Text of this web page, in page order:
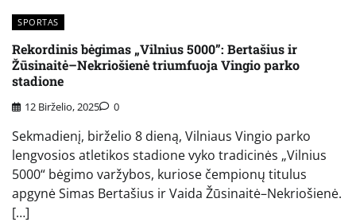
SPORTAS
Rekordinis bėgimas „Vilnius 5000”: Bertašius ir
Žūsinaitė–Nekriošienė triumfuoja Vingio parko
stadione
12 Birželio, 2025 0
Sekmadienį, birželio 8 dieną, Vilniaus Vingio parko
lengvosios atletikos stadione vyko tradicinės „Vilnius
5000“ bėgimo varžybos, kuriose čempionų titulus
apgynė Simas Bertašius ir Vaida Žūsinaitė–Nekriošienė.
[…]